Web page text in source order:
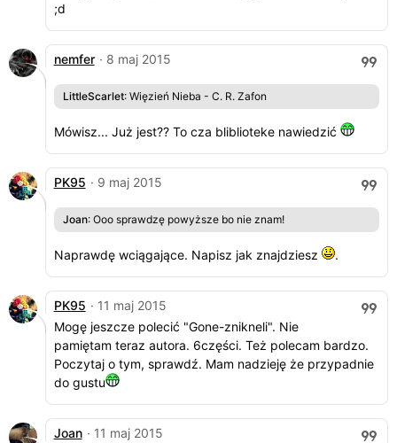
;d
nemfer · 8 maj 2015
LittleScarlet: Więzień Nieba - C. R. Zafon
Mówisz... Już jest?? To cza bliblioteke nawiedzić
PK95 · 9 maj 2015
Joan: Ooo sprawdzę powyższe bo nie znam!
Naprawdę wciągające. Napisz jak znajdziesz .
PK95 · 11 maj 2015
Mogę jeszcze polecić "Gone-znikneli". Nie
pamiętam teraz autora. 6części. Też polecam bardzo.
Poczytaj o tym, sprawdź. Mam nadzieję że przypadnie
do gustu
Joan · 11 maj 2015